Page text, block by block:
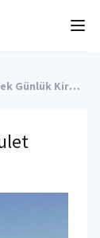
Göcek Günlük Kiralık Gulet